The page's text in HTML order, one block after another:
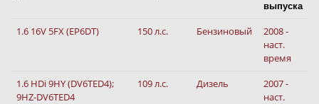
выпуска
1.6 16V 5FX (EP6DT) 150 л.с. Бензиновый
2008 -
наст.
время
1.6 HDi 9HY (DV6TED4);
9HZ-DV6TED4
109 л.с. Дизель
2007 -
наст.